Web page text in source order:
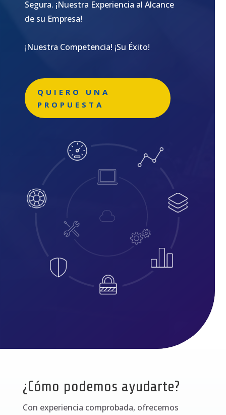
Segura. ¡Nuestra Experiencia al Alcance
de su Empresa!
¡Nuestra Competencia! ¡Su Éxito!
QUIERO UNA
PROPUESTA
¿Cómo podemos ayudarte?
Con experiencia comprobada, ofrecemos